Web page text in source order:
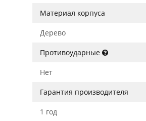
Материал корпуса
Дерево
Противоударные
Нет
Гарантия производителя
1 год